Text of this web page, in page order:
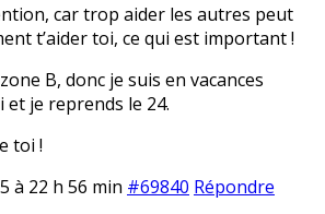
car trop aider les autres peut
t’aider toi, ce qui est important !
B, donc je suis en vacances
et je reprends le 24.
toi !
à 22 h 56 min #69840 Répondre